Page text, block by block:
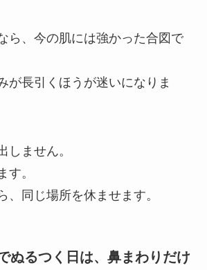
ら、今の肌には強かった合図で
が長引くほうが迷いになりま
しません。
す。
、同じ場所を休ませます。
ぬるつく日は、鼻まわりだけ